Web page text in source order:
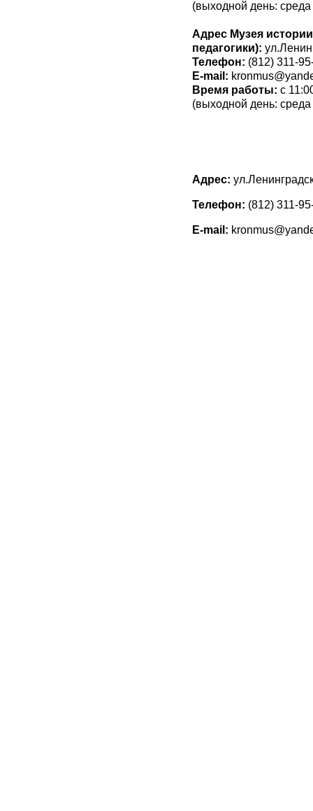
(выходной день:
Адрес Музея
педагогики):
Телефон: (812) 311-
E-mail:
Время работы: с
(выходной день:
Адрес:
Телефон: (812) 311-
Е-mail: